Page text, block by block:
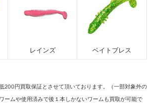
レインズ ベイトブレス
200円買取保証とさせて頂いております。（一部対象外の
ームや使用済みで後１本しかないワームも買取が可能で